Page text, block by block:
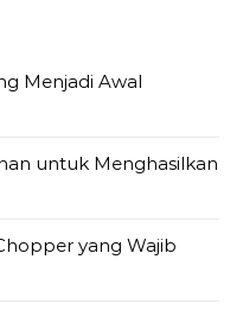
Menjadi Awal
untuk Menghasilkan
yang Wajib